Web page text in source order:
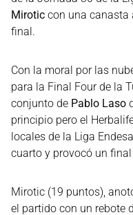
Mirotic con una canasta
final.
Con la moral por las
para la Final Four de la
conjunto de Pablo Laso
principio pero el
locales de la Liga
cuarto y provocó un
Mirotic (19 puntos),
el partido con un rebote